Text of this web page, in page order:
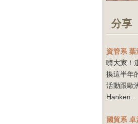
分享
資管系 葉
嗨大家！
換這半年
活動跟歐
Hanken...
國貿系 卓